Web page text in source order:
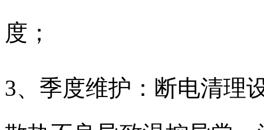
度；
3、季度维护：断电清理